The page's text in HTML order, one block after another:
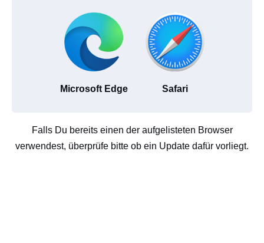
Microsoft Edge Safari
Falls Du bereits einen der aufgelisteten Browser
verwendest, überprüfe bitte ob ein Update dafür vorliegt.